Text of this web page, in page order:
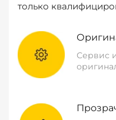
только
Сервис